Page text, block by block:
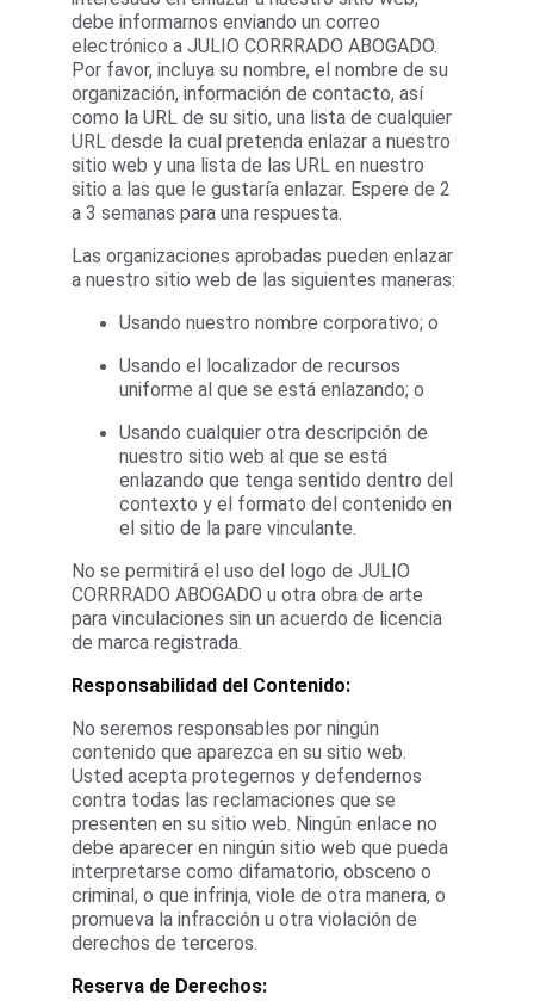
debe informarnos enviando un correo
electrónico a JULIO CORRRADO ABOGADO.
Por favor, incluya su nombre, el nombre de su
organización, información de contacto, así
como la URL de su sitio, una lista de cualquier
URL desde la cual pretenda enlazar a nuestro
sitio web y una lista de las URL en nuestro
sitio a las que le gustaría enlazar. Espere de 2
a 3 semanas para una respuesta.
Las organizaciones aprobadas pueden enlazar
a nuestro sitio web de las siguientes maneras:
Usando nuestro nombre corporativo; o
Usando el localizador de recursos
uniforme al que se está enlazando; o
Usando cualquier otra descripción de
nuestro sitio web al que se está
enlazando que tenga sentido dentro del
contexto y el formato del contenido en
el sitio de la pare vinculante.
No se permitirá el uso del logo de JULIO
CORRRADO ABOGADO u otra obra de arte
para vinculaciones sin un acuerdo de licencia
de marca registrada.
Responsabilidad del Contenido:
No seremos responsables por ningún
contenido que aparezca en su sitio web.
Usted acepta protegernos y defendernos
contra todas las reclamaciones que se
presenten en su sitio web. Ningún enlace no
debe aparecer en ningún sitio web que pueda
interpretarse como difamatorio, obsceno o
criminal, o que infrinja, viole de otra manera, o
promueva la infracción u otra violación de
derechos de terceros.
Reserva de Derechos: